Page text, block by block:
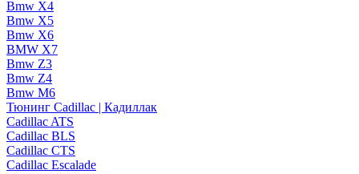
Bmw X4
Bmw X5
Bmw X6
BMW X7
Bmw Z3
Bmw Z4
Bmw М6
Тюнинг Cadillac | Кадиллак
Cadillac ATS
Cadillac BLS
Cadillac CTS
Cadillac Escalade